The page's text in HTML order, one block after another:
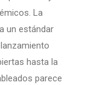
La
un estándar
hasta la
parece